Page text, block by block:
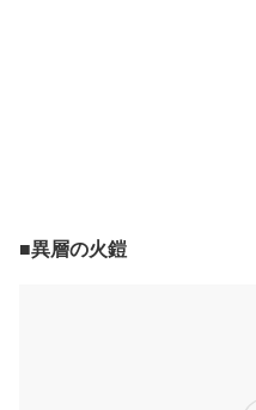
■異層の火鎧